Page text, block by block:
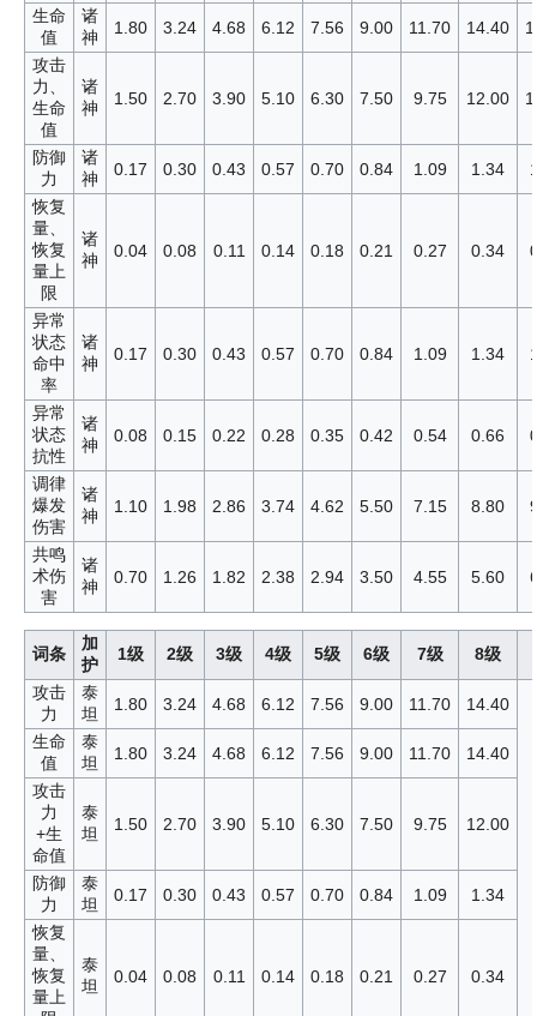
生命
值
诸
神
1.80 3.24 4.68 6.12 7.56 9.00 11.70 14.40
攻击
力、
生命
值
诸
神
1.50 2.70 3.90 5.10 6.30 7.50 9.75 12.00
防御
力
诸
神
0.17 0.30 0.43 0.57 0.70 0.84 1.09 1.34
恢复
量、
恢复
量上
限
诸
神
0.04 0.08 0.11 0.14 0.18 0.21 0.27 0.34
异常
状态
命中
率
诸
神
0.17 0.30 0.43 0.57 0.70 0.84 1.09 1.34
异常
状态
抗性
诸
神
0.08 0.15 0.22 0.28 0.35 0.42 0.54 0.66
调律
爆发
伤害
诸
神
1.10 1.98 2.86 3.74 4.62 5.50 7.15 8.80
共鸣
术伤
害
诸
神
0.70 1.26 1.82 2.38 2.94 3.50 4.55 5.60
词条
加
护
1级 2级 3级 4级 5级 6级 7级
8级
攻击
力
泰
坦
1.80 3.24 4.68 6.12 7.56 9.00 11.70
14.40
生命
值
泰
坦
1.80 3.24 4.68 6.12 7.56 9.00 11.70
14.40
攻击
力
+生
命值
泰
坦
1.50 2.70 3.90 5.10 6.30 7.50 9.75 12.00
防御
力
泰
坦
0.17 0.30 0.43 0.57 0.70 0.84 1.09
1.34
恢复
量、
恢复
量上
泰
坦
0.04 0.08 0.11 0.14 0.18 0.21 0.27 0.34